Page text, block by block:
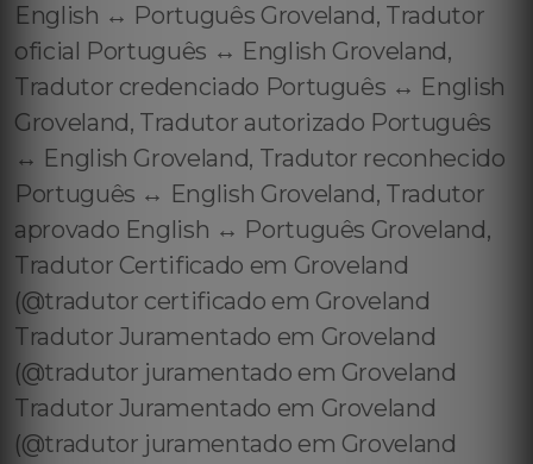
English ↔️ Português Groveland, Tradutor
oficial Português ↔️ English Groveland,
Tradutor credenciado Português ↔️ English
Groveland, Tradutor autorizado Português
↔️ English Groveland, Tradutor reconhecido
Português ↔️ English Groveland, Tradutor
aprovado English ↔️ Português Groveland,
Tradutor Certificado em Groveland
(@tradutor certificado em Groveland
Tradutor Juramentado em Groveland
(@tradutor juramentado em Groveland
Tradutor Juramentado em Groveland
(@tradutor juramentado em Groveland